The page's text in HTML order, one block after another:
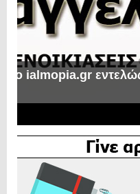
Γίνε
Μπορείς κι εσύ με τα
διαβάσουν τις σκέψεις